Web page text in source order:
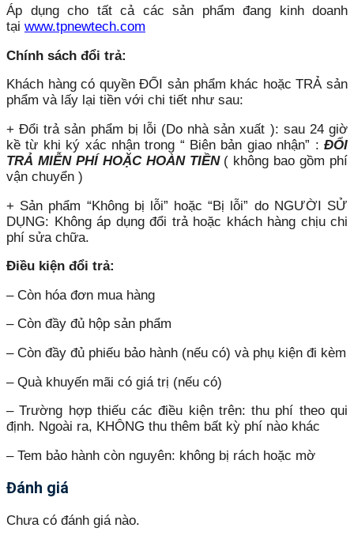
Áp dụng cho tất cả các sản phẩm đang kinh doanh
tại www.tpnewtech.com
Chính sách đổi trả:
Khách hàng có quyền ĐỔI sản phẩm khác hoặc TRẢ sản
phẩm và lấy lại tiền với chi tiết như sau:
+ Đổi trả sản phẩm bị lỗi (Do nhà sản xuất ): sau 24 giờ
kề từ khi ký xác nhận trong “ Biên bản giao nhận” : ĐỔI
TRẢ MIỄN PHÍ HOẶC HOÀN TIỀN( không bao gồm phí
vận chuyển )
+ Sản phẩm “Không bị lỗi” hoặc “Bị lỗi” do NGƯỜI SỬ
DỤNG: Không áp dụng đổi trả hoặc khách hàng chịu chi
phí sửa chữa.
Điều kiện đổi trả:
– Còn hóa đơn mua hàng
– Còn đầy đủ hộp sản phẩm
– Còn đầy đủ phiếu bảo hành (nếu có) và phụ kiện đi kèm
– Quà khuyến mãi có giá trị (nếu có)
– Trường hợp thiếu các điều kiện trên: thu phí theo qui
định. Ngoài ra, KHÔNG thu thêm bất kỳ phí nào khác
– Tem bảo hành còn nguyên: không bị rách hoặc mờ
Đánh giá
Chưa có đánh giá nào.